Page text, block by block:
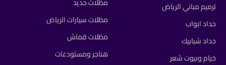
ترميم مباني الرياض
حداد ابواب
حداد شبابيك
خيام وبيوت شعر
مظلات سيارات الرياض
مظلات قماش
هناجر ومستودعات